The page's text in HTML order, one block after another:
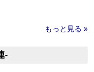
もっと見る »
‐